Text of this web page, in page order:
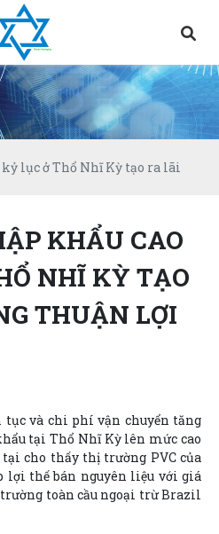
kỷ lục ở Thổ Nhĩ Kỳ tạo ra lãi
KHẨU CAO
NHĨ KỲ TẠO
THUẬN LỢI
và chi phí vận chuyển tăng
tại Thổ Nhĩ Kỳ lên mức cao
cho thấy thị trường PVC của
lợi thế bán nguyên liệu với giá
toàn cầu ngoại trừ Brazil